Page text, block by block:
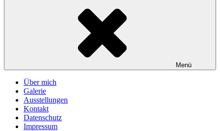
Menü
Über mich
Galerie
Ausstellungen
Kontakt
Datenschutz
Impressum